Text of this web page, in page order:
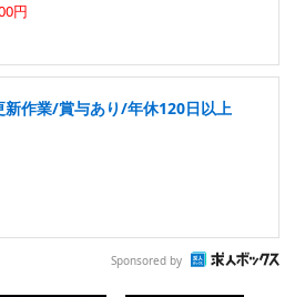
円
新作業/賞与あり/年休120日以上
Sponsored by